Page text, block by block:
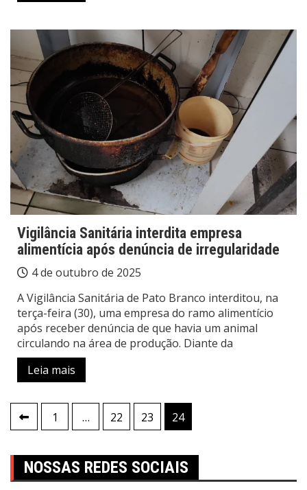
Vigilância Sanitária interdita empresa
alimentícia após denúncia de irregularidade
4 de outubro de 2025
A Vigilância Sanitária de Pato Branco interditou, na
terça-feira (30), uma empresa do ramo alimentício
após receber denúncia de que havia um animal
circulando na área de produção. Diante da
Leia mais
Paginação
de
posts
1 … 22 23 24
NOSSAS REDES SOCIAIS